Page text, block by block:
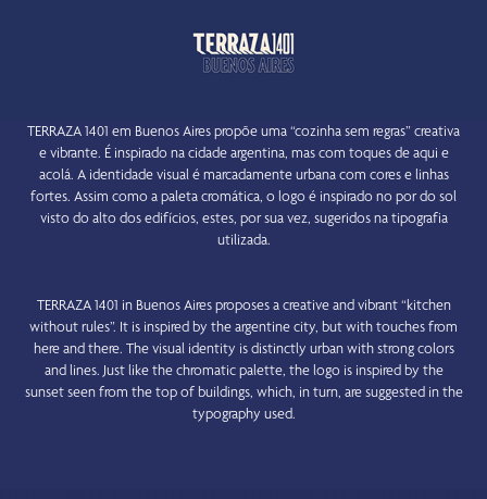
TERRAZA 1401 em Buenos Aires propõe uma “cozinha sem regras” creativa
e vibrante. É inspirado na cidade argentina, mas com toques de aqui e
acolá. A identidade visual é marcadamente urbana com cores e linhas
fortes. Assim como a paleta cromática, o logo é inspirado no por do sol
visto do alto dos edifícios, estes, por sua vez, sugeridos na tipografia
utilizada.
TERRAZA 1401 in Buenos Aires proposes a creative and vibrant “kitchen
without rules”. It is inspired by the argentine city, but with touches from
here and there. The visual identity is distinctly urban with strong colors
and lines. Just like the chromatic palette, the logo is inspired by the
sunset seen from the top of buildings, which, in turn, are suggested in the
typography used.